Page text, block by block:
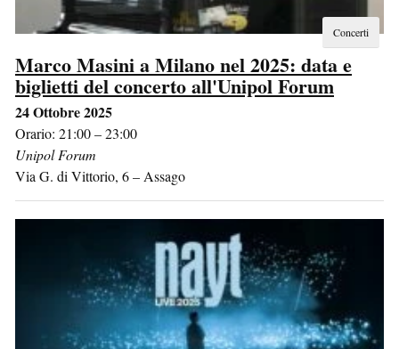
Concerti
Marco Masini a Milano nel 2025: data e
biglietti del concerto all'Unipol Forum
24 Ottobre 2025
Orario: 21:00 – 23:00
Unipol Forum
Via G. di Vittorio, 6– Assago